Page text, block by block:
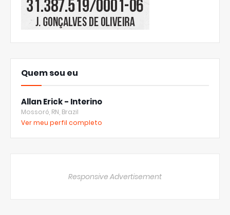
Quem sou eu
Allan Erick - Interino
Mossoró, RN, Brazil
Ver meu perfil completo
Responsive Advertisement